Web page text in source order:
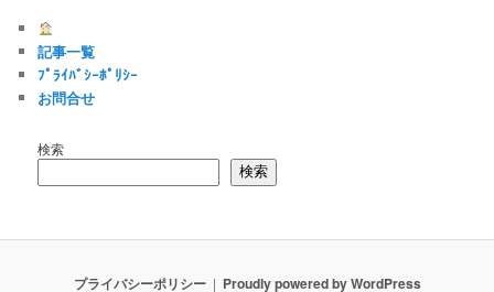
記事一覧
ﾌﾟﾗｲﾊﾞｼｰﾎﾟﾘｼｰ
お問合せ
検索
検索
プライバシーポリシー Proudly powered by WordPress